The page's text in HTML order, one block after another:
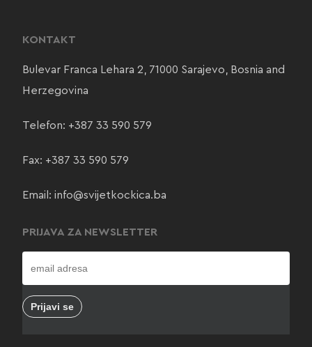
KONTAKT
Bulevar Franca Lehara 2, 71000 Sarajevo, Bosnia and
Herzegovina
Telefon: +387 33 590 579
Fax: +387 33 590 579
Email: info@svijetkockica.ba
PRIJAVA ZA NEWSLETTER